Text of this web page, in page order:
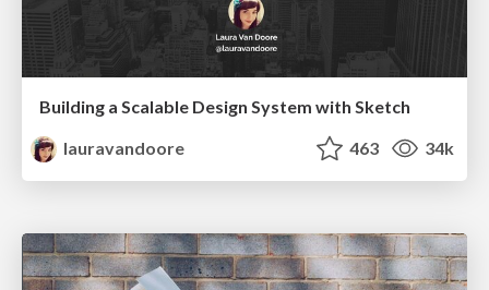
Building a Scalable Design System with Sketch
lauravandoore
463 34k